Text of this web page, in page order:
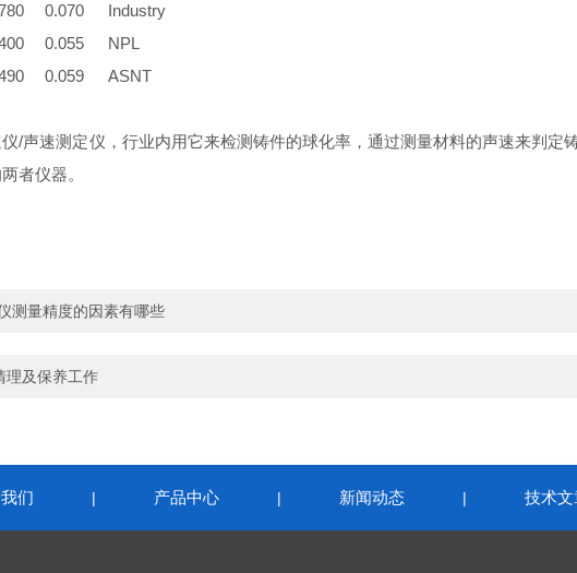
0.070
Industry
0.055
NPL
0.059 ASNT
/声速测定仪， 行业内用它来检测铸件的球化率， 通过测量材料的声速来判定
者仪器。
测量精度的因素有哪些
理及保养工作
们 | 产品中心 | 新闻动态 | 技术文